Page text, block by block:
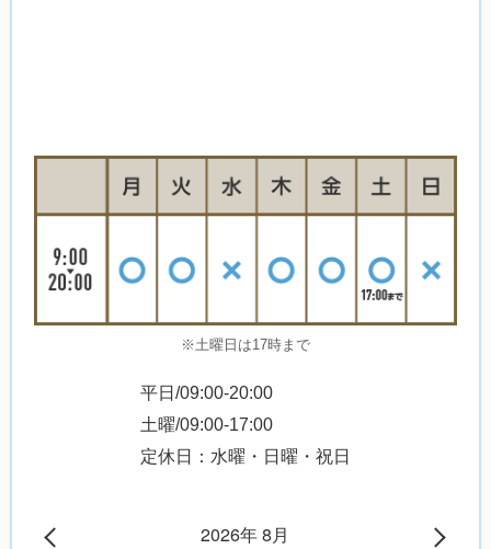
※土曜日は17時まで
平日/09:00-20:00
土曜/09:00-17:00
定休日：水曜・日曜・祝日
2026年 8月